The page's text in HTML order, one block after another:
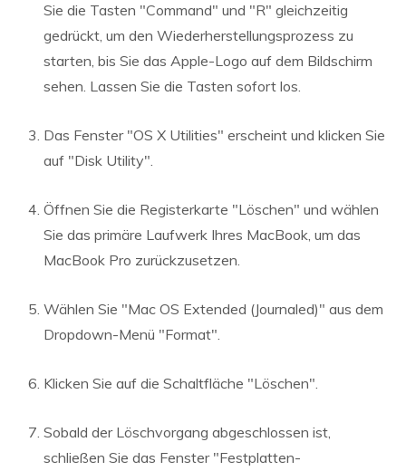
Sie die Tasten "Command" und "R" gleichzeitig
gedrückt, um den Wiederherstellungsprozess zu
starten, bis Sie das Apple-Logo auf dem Bildschirm
sehen. Lassen Sie die Tasten sofort los.
Das Fenster "OS X Utilities" erscheint und klicken Sie
auf "Disk Utility".
Öffnen Sie die Registerkarte "Löschen" und wählen
Sie das primäre Laufwerk Ihres MacBook, um das
MacBook Pro zurückzusetzen.
Wählen Sie "Mac OS Extended (Journaled)" aus dem
Dropdown-Menü "Format".
Klicken Sie auf die Schaltfläche "Löschen".
Sobald der Löschvorgang abgeschlossen ist,
schließen Sie das Fenster "Festplatten-